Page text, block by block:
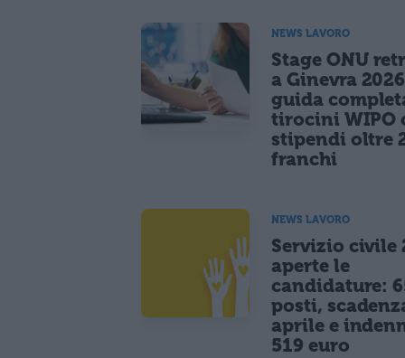
NEWS LAVORO
Stage ONU
a Ginevra
guida
tirocini WIPO
stipendi oltre
franchi
NEWS LAVORO
Servizio civile
aperte le
candidature:
posti,
aprile e
519 euro